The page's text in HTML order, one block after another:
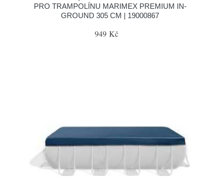
PRO TRAMPOLÍNU MARIMEX PREMIUM IN-
GROUND 305 CM | 19000867
949 Kč